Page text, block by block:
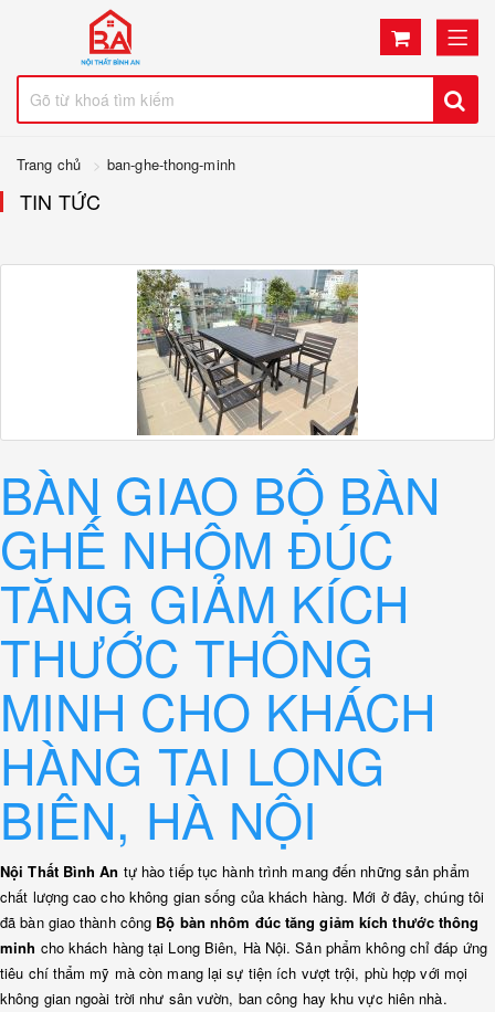
Trang chủ ban-ghe-thong-minh
TIN TỨC
BÀN GIAO BỘ BÀN
GHẾ NHÔM ĐÚC
TĂNG GIẢM KÍCH
THƯỚC THÔNG
MINH CHO KHÁCH
HÀNG TAI LONG
BIÊN, HÀ NỘI
Nội Thất Bình An tự hào tiếp tục hành trình mang đến những sản phẩm
chất lượng cao cho không gian sống của khách hàng. Mới ở đây, chúng tôi
đã bàn giao thành công Bộ bàn nhôm đúc tăng giảm kích thước thông
minh cho khách hàng tại Long Biên, Hà Nội. Sản phẩm không chỉ đáp ứng
tiêu chí thẩm mỹ mà còn mang lại sự tiện ích vượt trội, phù hợp với mọi
không gian ngoài trời như sân vườn, ban công hay khu vực hiên nhà.